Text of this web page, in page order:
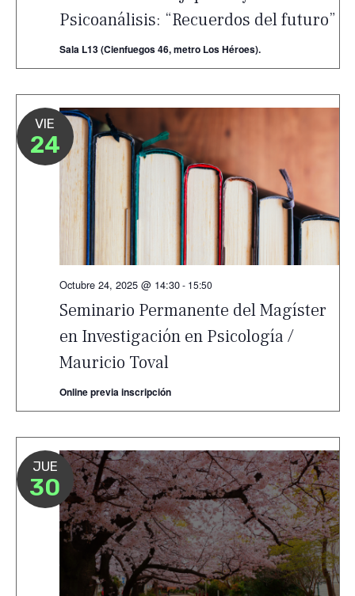
Psicoanálisis: “Recuerdos del futuro”
Sala L13 (Cienfuegos 46, metro Los Héroes).
VIE
24
Seminario Permanente del Magíster
en Investigación en Psicología /
Mauricio Toval
Octubre 24, 2025 @ 14:30- 15:50
Online previa inscripción
JUE
30